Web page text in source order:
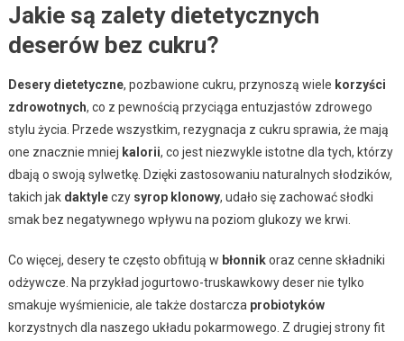
Jakie są zalety dietetycznych
deserów bez cukru?
Desery dietetyczne, pozbawione cukru, przynoszą wiele korzyści
zdrowotnych, co z pewnością przyciąga entuzjastów zdrowego
stylu życia. Przede wszystkim, rezygnacja z cukru sprawia, że mają
one znacznie mniej kalorii, co jest niezwykle istotne dla tych, którzy
dbają o swoją sylwetkę. Dzięki zastosowaniu naturalnych słodzików,
takich jak daktyleczy syrop klonowy, udało się zachować słodki
smak bez negatywnego wpływu na poziom glukozy we krwi.
Co więcej, desery te często obfitują w błonnikoraz cenne składniki
odżywcze. Na przykład jogurtowo-truskawkowy deser nie tylko
smakuje wyśmienicie, ale także dostarcza probiotyków
korzystnych dla naszego układu pokarmowego. Z drugiej strony fit